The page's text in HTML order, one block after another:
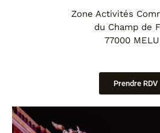
Zone Activités
du Champ de
77000
Prendre RDV